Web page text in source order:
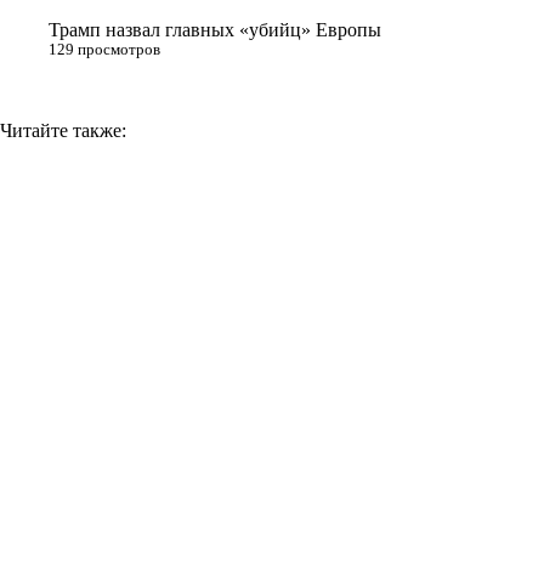
Трамп назвал главных «убийц» Европы
129 просмотров
Читайте также: